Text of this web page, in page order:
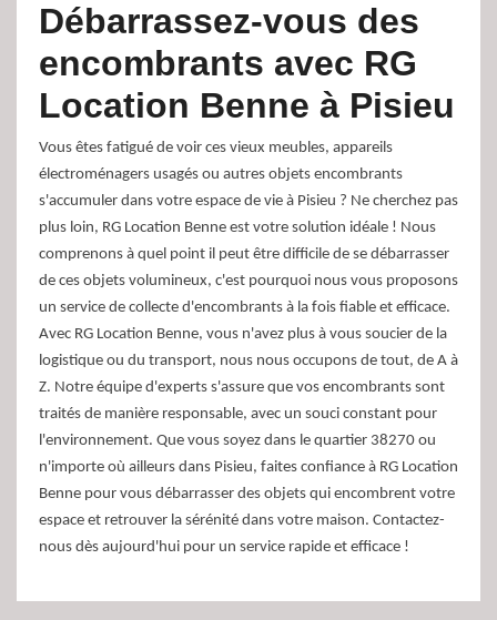
Débarrassez-vous des
encombrants avec RG
Location Benne à Pisieu
Vous êtes fatigué de voir ces vieux meubles, appareils
électroménagers usagés ou autres objets encombrants
s'accumuler dans votre espace de vie à Pisieu ? Ne cherchez pas
plus loin, RG Location Benne est votre solution idéale ! Nous
comprenons à quel point il peut être difficile de se débarrasser
de ces objets volumineux, c'est pourquoi nous vous proposons
un service de collecte d'encombrants à la fois fiable et efficace.
Avec RG Location Benne, vous n'avez plus à vous soucier de la
logistique ou du transport, nous nous occupons de tout, de A à
Z. Notre équipe d'experts s'assure que vos encombrants sont
traités de manière responsable, avec un souci constant pour
l'environnement. Que vous soyez dans le quartier 38270 ou
n'importe où ailleurs dans Pisieu, faites confiance à RG Location
Benne pour vous débarrasser des objets qui encombrent votre
espace et retrouver la sérénité dans votre maison. Contactez-
nous dès aujourd'hui pour un service rapide et efficace !